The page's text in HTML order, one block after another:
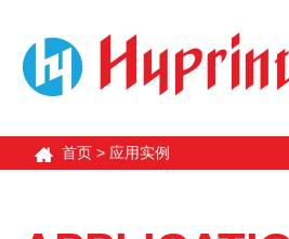
首页> 应用实例